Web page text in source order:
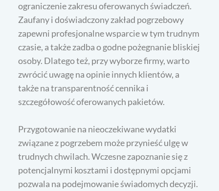
ograniczenie zakresu oferowanych świadczeń.
Zaufany i doświadczony zakład pogrzebowy
zapewni profesjonalne wsparcie w tym trudnym
czasie, a także zadba o godne pożegnanie bliskiej
osoby. Dlatego też, przy wyborze firmy, warto
zwrócić uwagę na opinie innych klientów, a
także na transparentność cennika i
szczegółowość oferowanych pakietów.
Przygotowanie na nieoczekiwane wydatki
związane z pogrzebem może przynieść ulgę w
trudnych chwilach. Wczesne zapoznanie się z
potencjalnymi kosztami i dostępnymi opcjami
pozwala na podejmowanie świadomych decyzji.